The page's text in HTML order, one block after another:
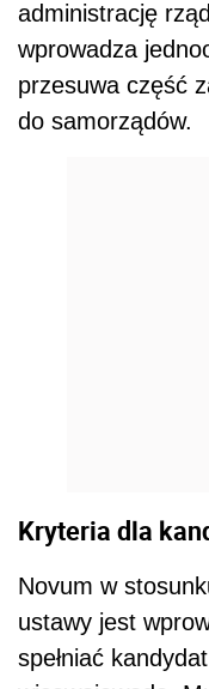
administrację
wprowadza
przesuwa część
do samorządów.
Kryteria dla
Novum w
ustawy jest
spełniać